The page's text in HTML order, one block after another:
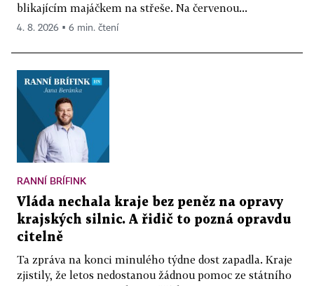
blikajícím majáčkem na střeše. Na červenou...
4. 8. 2026 ▪ 6 min. čtení
RANNÍ BRÍFINK
Vláda nechala kraje bez peněz na opravy
krajských silnic. A řidič to pozná opravdu
citelně
Ta zpráva na konci minulého týdne dost zapadla. Kraje
zjistily, že letos nedostanou žádnou pomoc ze státního